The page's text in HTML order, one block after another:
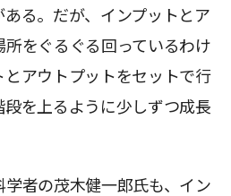
る。だが、インプットとア
をぐるぐる回っているわけ
アウトプットをセットで行
段を上るように少しずつ成長
者の茂木健一郎氏も、イン